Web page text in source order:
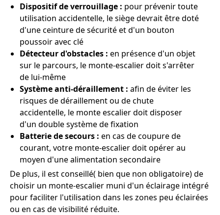
Dispositif de verrouillage : pour prévenir toute
utilisation accidentelle, le siège devrait être doté
d'une ceinture de sécurité et d'un bouton
poussoir avec clé
Détecteur d'obstacles : en présence d'un objet
sur le parcours, le monte-escalier doit s'arrêter
de lui-même
Système anti-déraillement : afin de éviter les
risques de déraillement ou de chute
accidentelle, le monte escalier doit disposer
d'un double système de fixation
Batterie de secours : en cas de coupure de
courant, votre monte-escalier doit opérer au
moyen d'une alimentation secondaire
De plus, il est conseillé( bien que non obligatoire) de
choisir un monte-escalier muni d'un éclairage intégré
pour faciliter l'utilisation dans les zones peu éclairées
ou en cas de visibilité réduite.